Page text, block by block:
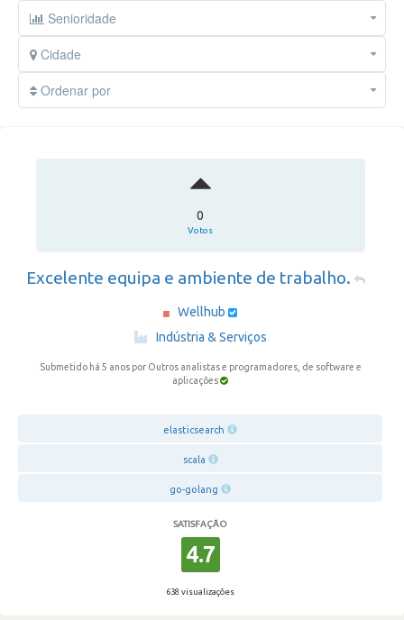
Senioridade
Cidade
Ordenar por
0
Votos
Excelente equipa e ambiente de trabalho.
Wellhub
Indústria & Serviços
Submetido há 5 anos por Outros analistas e programadores, de software e
aplicações
elasticsearch
scala
go-golang
SATISFAÇÃO
4.7
638 visualizações